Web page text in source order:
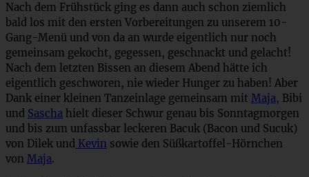
Nach dem Frühstück ging es dann auch schon ziemlich
bald los mit den ersten Vorbereitungen zu unserem 10-
Gang-Menü und von da an wurde eigentlich nur noch
gemeinsam gekocht, gegessen, geschnackt und gelacht!
Nach dem letzten Bissen an diesem Abend hätte ich
eigentlich geschworen, nie wieder Hunger zu haben! Aber
Dank einer kleinen Tanzeinlage gemeinsam mit Maja, Bibi
und Sascha hielt dieser Schwur genau bis Sonntagmorgen
und bis zum unfassbar leckeren Bacuk (Bacon und Sucuk)
von Dilek und Kevin sowie den Süßkartoffel-Hörnchen
von Maja.